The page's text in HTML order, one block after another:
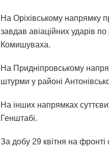
На Оріхівському напрямку
завдав авіаційних ударів
Комишуваха.
На Придніпровському
штурми у районі
На інших напрямках
Генштабі.
За добу 29 квітня на фронті